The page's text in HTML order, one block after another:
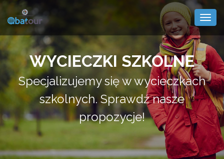
WYCIECZKI SZKOLNE
Specjalizujemy się w wycieczkach
szkolnych. Sprawdź nasze
propozycje!